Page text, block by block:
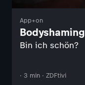
App+on
Bodyshaming
Bin ich schön?
· 3 min · ZDFtivi